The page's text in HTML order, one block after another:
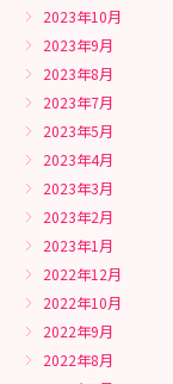
2023年10月
2023年9月
2023年8月
2023年7月
2023年5月
2023年4月
2023年3月
2023年2月
2023年1月
2022年12月
2022年10月
2022年9月
2022年8月